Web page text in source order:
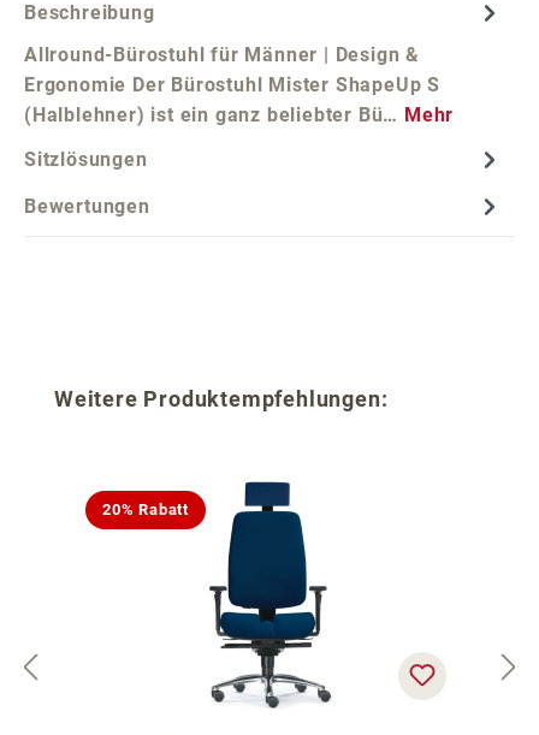
Beschreibung
Allround-Bürostuhl für Männer | Design &
Ergonomie Der Bürostuhl Mister ShapeUp S
(Halblehner) ist ein ganz beliebter Bü… Mehr
Sitzlösungen
Bewertungen
Produktgalerie überspringen
Weitere Produktempfehlungen:
20% Rabatt